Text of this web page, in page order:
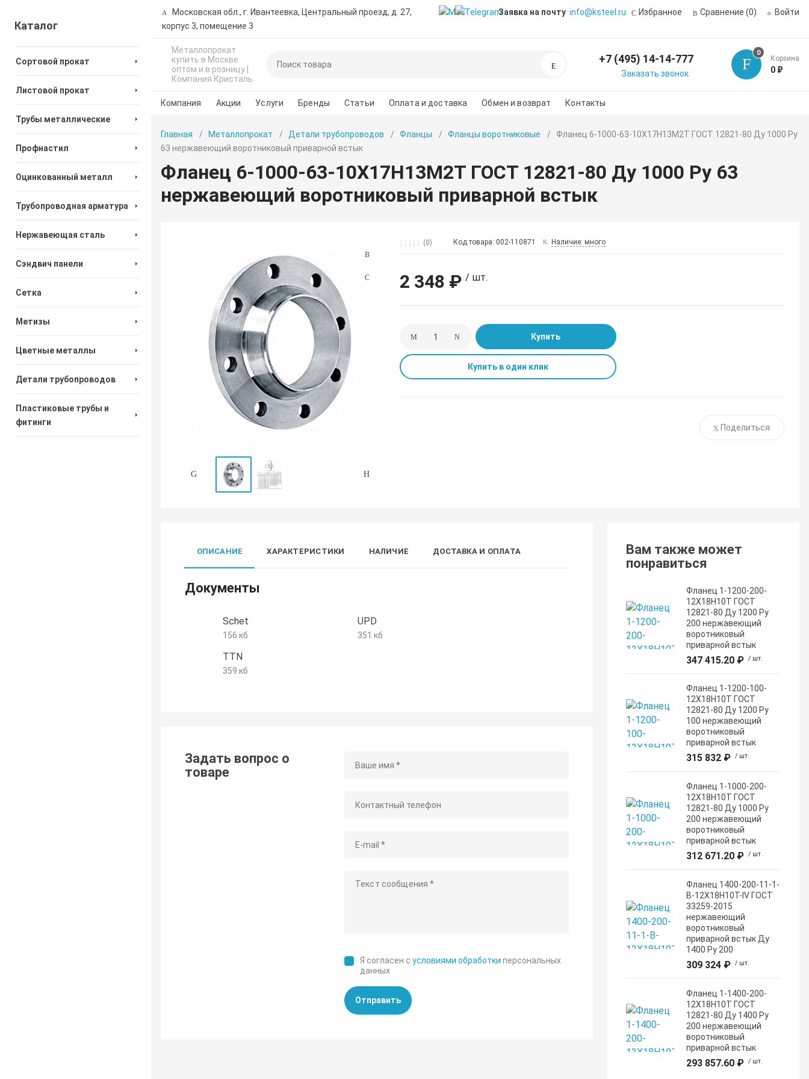
Московская обл., г. Ивантеевка, Центральный проезд, д. 27,
корпус 3, помещение 3
Заявка на почту info@ksteel.ru Избранное Сравнение (0) Войти
Металлопрокат
купить в Москве
оптом и в розницу |
Компания Кристаль
Поиск +7 (495) 14-14-777
Заказать звонок
0
Корзина
0 ₽
Компания Акции Услуги Бренды Статьи Оплата и доставка Обмен и возврат Контакты
Каталог
Сортовой прокат
Листовой прокат
Трубы металлические
Профнастил
Оцинкованный металл
Трубопроводная арматура
Нержавеющая сталь
Сэндвич панели
Сетка
Метизы
Цветные металлы
Детали трубопроводов
Пластиковые трубы и
фитинги
Главная Металлопрокат Детали трубопроводов Фланцы Фланцы воротниковые
Фланец 6-1000-63-10Х17Н13М2Т ГОСТ 12821-80 Ду 1000 Ру
63 нержавеющий воротниковый приварной встык
Фланец 6-1000-63-10Х17Н13М2Т ГОСТ 12821-80 Ду 1000 Ру 63
нержавеющий воротниковый приварной встык
(0) Код товара: 002-110871 Наличие: много
2 348 ₽ / шт.
Купить
Купить в один клик
Поделиться
ОПИСАНИЕ ХАРАКТЕРИСТИКИ НАЛИЧИЕ ДОСТАВКА И ОПЛАТА
Документы
Schet
156 кб
UPD
351 кб
TTN
359 кб
Задать вопрос о
товаре
Я согласен сусловиями обработки персональных
данных
Отправить
Вам также может
понравиться
Фланец 1-1200-200-
12Х18Н10Т ГОСТ
12821-80 Ду 1200 Ру
200 нержавеющий
воротниковый
приварной встык
347 415.20 ₽ / шт.
Фланец 1-1200-100-
12Х18Н10Т ГОСТ
12821-80 Ду 1200 Ру
100 нержавеющий
воротниковый
приварной встык
315 832 ₽ / шт.
Фланец 1-1000-200-
12Х18Н10Т ГОСТ
12821-80 Ду 1000 Ру
200 нержавеющий
воротниковый
приварной встык
312 671.20 ₽ / шт.
Фланец 1400-200-11-1-
B-12Х18Н10Т-IV ГОСТ
33259-2015
нержавеющий
воротниковый
приварной встык Ду
1400 Ру 200
309 324 ₽ / шт.
Фланец 1-1400-200-
12Х18Н10Т ГОСТ
12821-80 Ду 1400 Ру
200 нержавеющий
воротниковый
приварной встык
293 857.60 ₽ / шт.